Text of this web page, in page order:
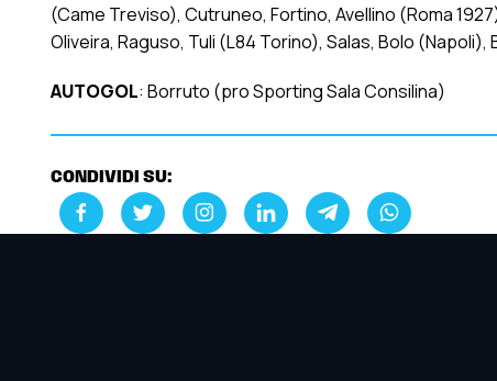
(Came Treviso), Cutruneo, Fortino, Avellino (Roma
Oliveira, Raguso, Tuli (L84 Torino), Salas, Bolo (Napoli),
AUTOGOL: Borruto (pro Sporting Sala Consilina)
CONDIVIDI SU: